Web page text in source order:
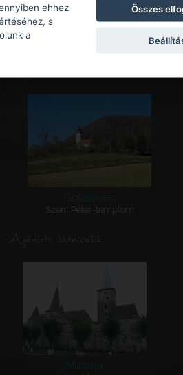
Gotalovec
Szent Péter-templom
Ajánlott látnivalók
Muzsna
ehhez
s
a
Összes